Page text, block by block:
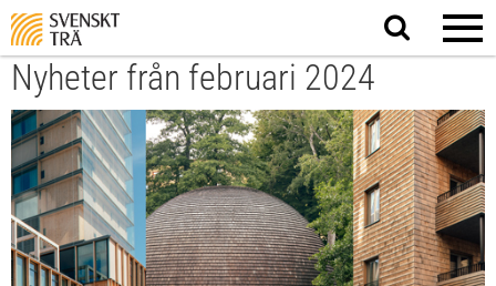
Sök
på
Nyheter från februari 2024